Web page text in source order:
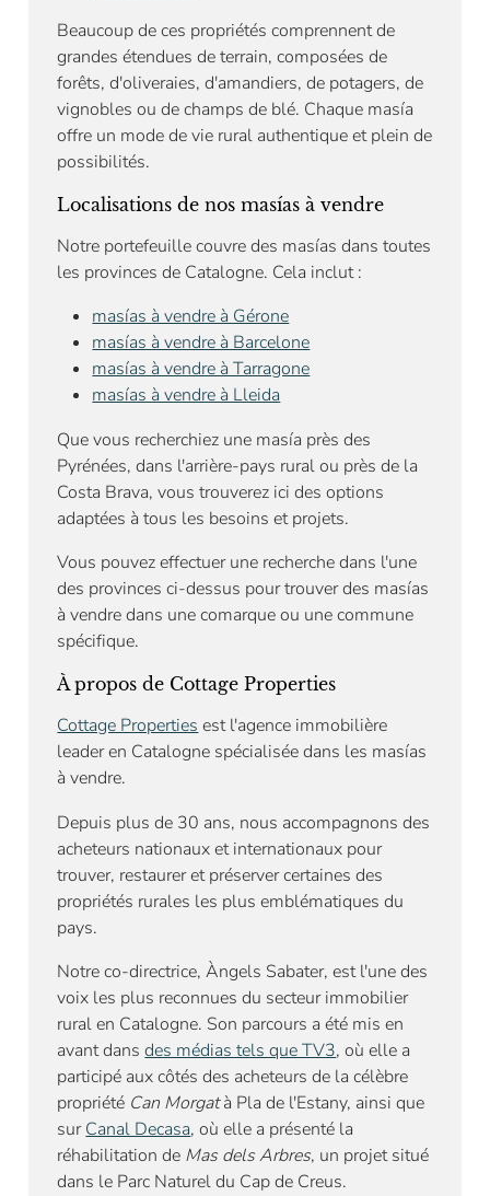
Beaucoup de ces propriétés comprennent de
grandes étendues de terrain, composées de
forêts, d'oliveraies, d'amandiers, de potagers, de
vignobles ou de champs de blé. Chaque masía
offre un mode de vie rural authentique et plein de
possibilités.
Localisations de nos masías à vendre
Notre portefeuille couvre des masías dans toutes
les provinces de Catalogne. Cela inclut :
masías à vendre à Gérone
masías à vendre à Barcelone
masías à vendre à Tarragone
masías à vendre à Lleida
Que vous recherchiez une masía près des
Pyrénées, dans l'arrière-pays rural ou près de la
Costa Brava, vous trouverez ici des options
adaptées à tous les besoins et projets.
Vous pouvez effectuer une recherche dans l'une
des provinces ci-dessus pour trouver des masías
à vendre dans une comarque ou une commune
spécifique.
À propos de Cottage Properties
Cottage Propertiesest l'agence immobilière
leader en Catalogne spécialisée dans les masías
à vendre.
Depuis plus de 30 ans, nous accompagnons des
acheteurs nationaux et internationaux pour
trouver, restaurer et préserver certaines des
propriétés rurales les plus emblématiques du
pays.
Notre co-directrice, Àngels Sabater, est l'une des
voix les plus reconnues du secteur immobilier
rural en Catalogne. Son parcours a été mis en
avant dansdes médias tels que TV3, où elle a
participé aux côtés des acheteurs de la célèbre
propriété Can Morgatà Pla de l'Estany, ainsi que
surCanal Decasa, où elle a présenté la
réhabilitation de Mas dels Arbres, un projet situé
dans le Parc Naturel du Cap de Creus.